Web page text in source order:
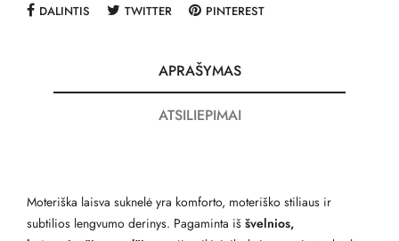
DALINTIS TWITTER PINTEREST
APRAŠYMAS
ATSILIEPIMAI
Moteriška laisva suknelė yra komforto, moteriško stiliaus ir
subtilios lengvumo derinys. Pagaminta iš švelnios,